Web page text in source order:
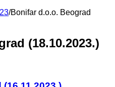
/Bonifar d.o.o. Beograd
(18.10.2023.)